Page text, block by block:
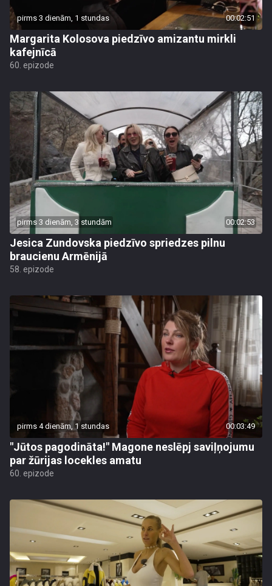
pirms 3 dienām, 1 stundas 00:02:51
Margarita Kolosova piedzīvo amizantu mirkli
kafejnīcā
60. epizode
pirms 3 dienām, 3 stundām 00:02:53
Jesica Zundovska piedzīvo spriedzes pilnu
braucienu Armēnijā
58. epizode
pirms 4 dienām, 1 stundas 00:03:49
"Jūtos pagodināta!" Magone neslēpj saviļņojumu
par žūrijas locekles amatu
60. epizode